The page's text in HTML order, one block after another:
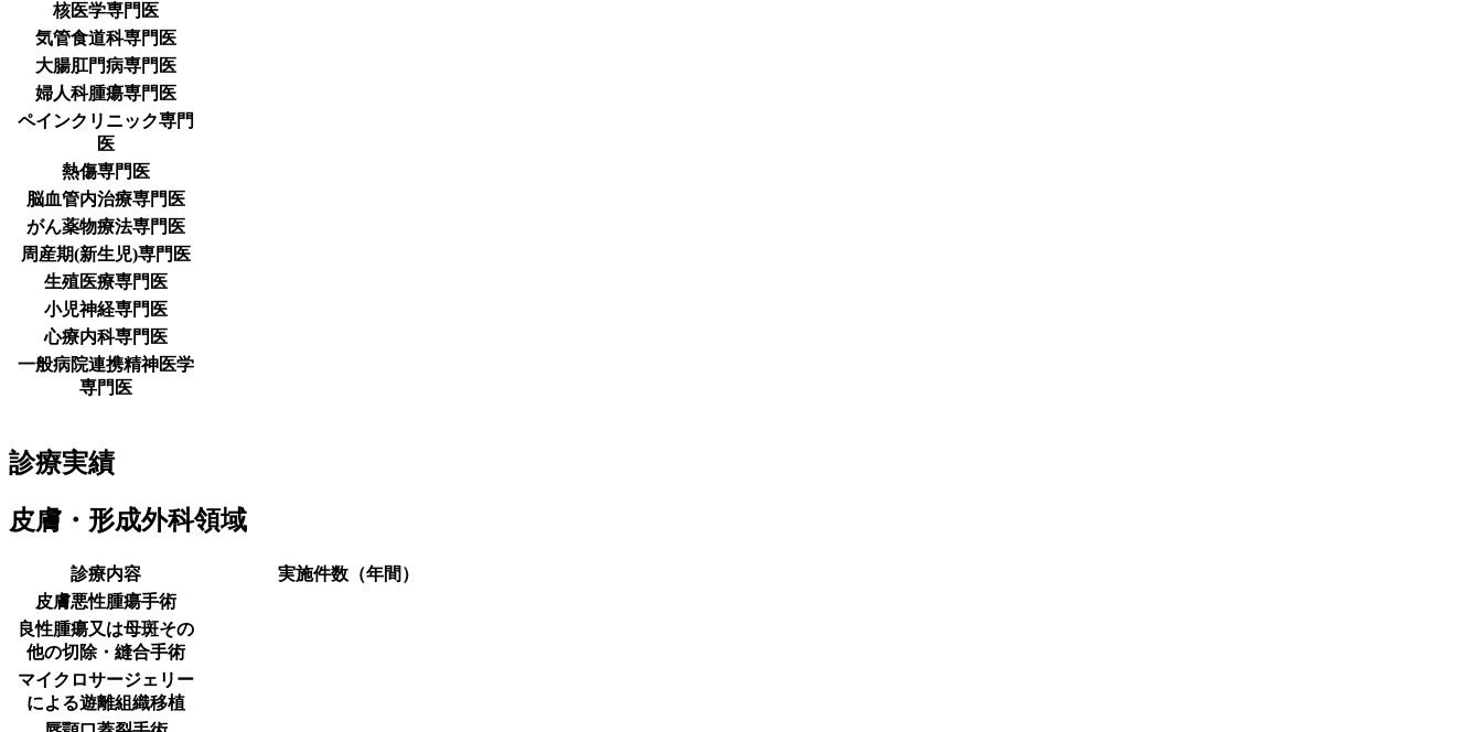
核医学専門医
気管食道科専門医
大腸肛門病専門医
婦人科腫瘍専門医
ペインクリニック専門
医
熱傷専門医
脳血管内治療専門医
がん薬物療法専門医
周産期(新生児)専門医
生殖医療専門医
小児神経専門医
心療内科専門医
一般病院連携精神医学
専門医
診療実績
皮膚・形成外科領域
診療内容
実施件数（年間）
皮膚悪性腫瘍手術
良性腫瘍又は母斑その
他の切除・縫合手術
マイクロサージェリー
による遊離組織移植